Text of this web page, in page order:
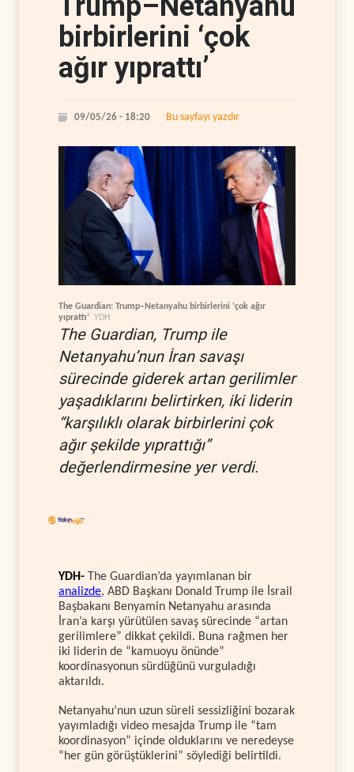
birbirlerini ‘çok
ağır yıprattı’
09/05/26 - 18:20 Bu sayfayı yazdır
The Guardian: Trump–Netanyahu birbirlerini ‘çok ağır
yıprattı’ YDH
The Guardian, Trump ile
Netanyahu’nun İran savaşı
sürecinde giderek artan gerilimler
yaşadıklarını belirtirken, iki liderin
“karşılıklı olarak birbirlerini çok
ağır şekilde yıprattığı”
değerlendirmesine yer verdi.
YDH- The Guardian’da yayımlanan bir
analizde, ABD Başkanı Donald Trump ile İsrail
Başbakanı Benyamin Netanyahu arasında
İran’a karşı yürütülen savaş sürecinde “artan
gerilimlere” dikkat çekildi. Buna rağmen her
iki liderin de “kamuoyu önünde”
koordinasyonun sürdüğünü vurguladığı
aktarıldı.
Netanyahu’nun uzun süreli sessizliğini bozarak
yayımladığı video mesajda Trump ile “tam
koordinasyon” içinde olduklarını ve neredeyse
“her gün görüştüklerini” söylediği belirtildi.